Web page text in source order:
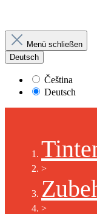
Menü schließen
Deutsch
Čeština
Deutsch
>
>